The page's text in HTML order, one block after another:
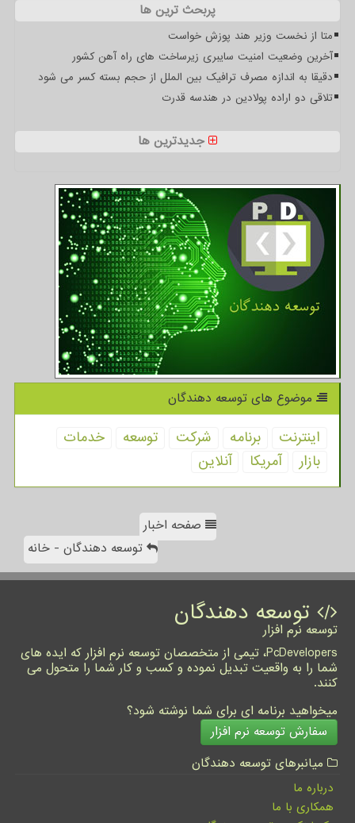
پربحث ترین ها
متا از نخست وزیر هند پوزش خواست
آخرین وضعیت امنیت سایبری زیرساخت های راه آهن کشور
دقیقا به اندازه مصرف ترافیک بین الملل از حجم بسته کسر می شود
تلاقی دو اراده پولادین در هندسه قدرت
جدیدترین ها
موضوع های توسعه دهندگان
اینترنت برنامه شركت توسعه
خدمات
بازار
آمریكا آنلاین
صفحه اخبار
توسعه دهندگان - خانه
توسعه دهندگان
توسعه نرم افزار
PcDevelopers، تیمی از متخصصان توسعه نرم افزار که ایده های
شما را به واقعیت تبدیل نموده و کسب و کار شما را متحول می
کنند.
میخواهید برنامه ای برای شما نوشته شود؟
سفارش توسعه نرم افزار
میانبرهای توسعه دهندگان
درباره ما
همکاری با ما